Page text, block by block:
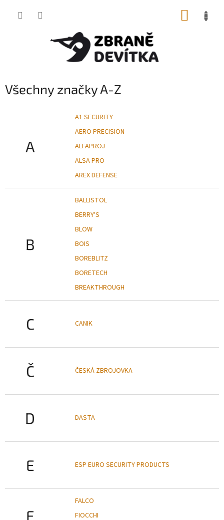
Všechny značky A-Z
A
A1 SECURITY
AERO PRECISION
ALFAPROJ
ALSA PRO
AREX DEFENSE
B
BALLISTOL
BERRY'S
BLOW
BOIS
BOREBLITZ
BORETECH
BREAKTHROUGH
C CANIK
Č ČESKÁ ZBROJOVKA
D DASTA
E ESP EURO SECURITY PRODUCTS
F
FALCO
FIOCCHI